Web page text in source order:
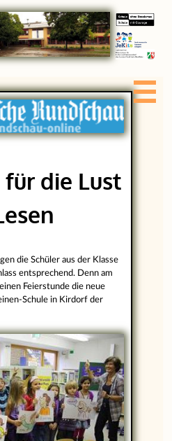
die Lust
die Schüler aus der Klasse
entsprechend. Denn am
Feierstunde die neue
Schule in Kirdorf der